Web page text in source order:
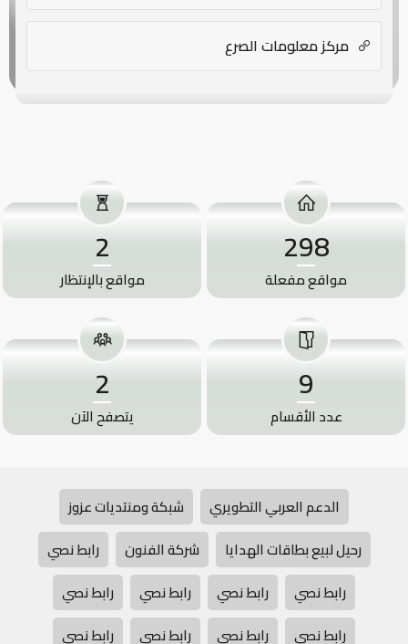
مركز معلومات الصرع
298
مواقع مفعلة
2
مواقع بالإنتظار
9
عدد الأقسام
2
يتصفح الآن
الدعم العربي التطويري
شبكة ومنتديات عزوز
رحيل لبيع بطاقات الهدايا
شركة الفنون
رابط نصي
رابط نصي
رابط نصي رابط نصي
رابط نصي
رابط نصي
رابط نصي رابط نصي رابط نصي